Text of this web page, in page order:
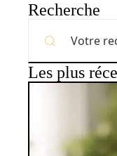
Recherche
Les plus